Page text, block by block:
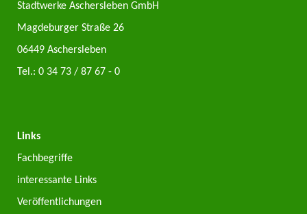
Stadtwerke Aschersleben GmbH
Magdeburger Straße 26
06449 Aschersleben
Tel.: 0 34 73 / 87 67 - 0
Links
Fachbegriffe
interessante Links
Veröffentlichungen